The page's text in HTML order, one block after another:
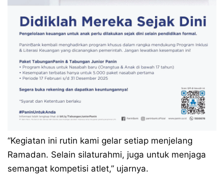
“Kegiatan ini rutin kami gelar setiap menjelang
Ramadan. Selain silaturahmi, juga untuk menjaga
semangat kompetisi atlet,” ujarnya.